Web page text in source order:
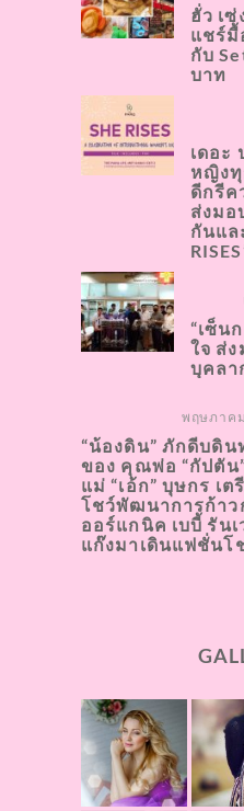
ฮั่ว เ
แชร์มื้
กับ
บาท
เดอะ
หญิง
ดีกรีค
ส่งมอ
กันแล
“เซ็น
ใจ ส่
บุคลา
พฤษภาค
“น้องดิน” ภักดีบดิน
ของ คุณพ่อ “กัปตัน
แม่ “เอ้ก” บุษกร เ
โชว์พัฒนาการก้าว
ออร์แกนิค เบบี้ รัน
แก๊งมาเดินแฟชั่นโ